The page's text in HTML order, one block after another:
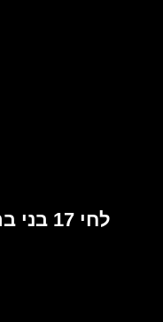
לחי 17 בני ברק - קומה 2